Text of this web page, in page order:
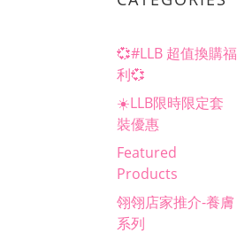
💞#LLB 超值換購福
利💞
☀️LLB限時限定套
裝優惠
Featured
Products
翎翎店家推介-養膚
系列